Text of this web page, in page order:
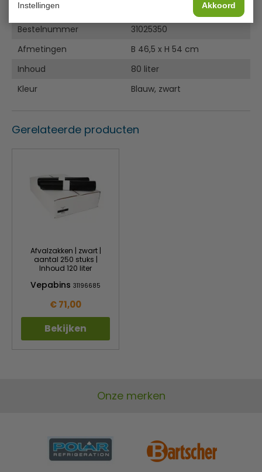
Instellingen Akkoord
Model
Bestelnummer
31025350
Afmetingen
B 46,5 x H 54 cm
Inhoud
80 liter
Kleur
Blauw, zwart
Gerelateerde producten
Afvalzakken | zwart |
aantal 250 stuks |
Inhoud 120 liter
Vepabins 31196685
€ 71,00
Bekijken
Onze merken